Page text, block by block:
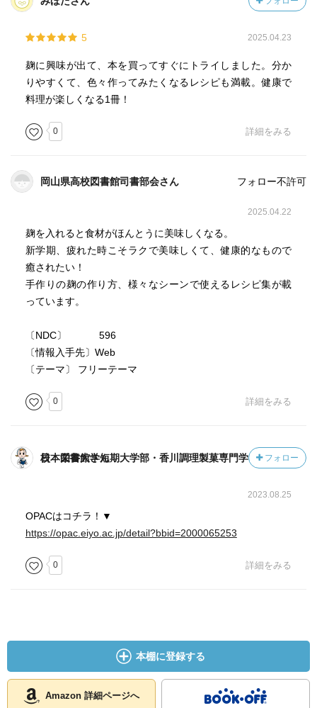
5 2025.04.23
麹に興味が出て、本を買ってすぐにトライしました。分か
りやすくて、色々作ってみたくなるレシピも満載。健康で
料理が楽しくなる1冊！
0 詳細をみる
岡山県高校図書館司書部会さん フォロー不許可
2025.04.22
麹を入れると食材がほんとうに美味しくなる。
新学期、疲れた時こそラクで美味しくて、健康的なもので
癒されたい！
手作りの麹の作り方、様々なシーンで使えるレシピ集が載
っています。
〔NDC〕 596
〔情報入手先〕Web
〔テーマ〕 フリーテーマ
0 詳細をみる
日本栄養大学短期大学部・香川調理製菓専門学校 図書館さん フォロー
2023.08.25
OPACはコチラ！▼
https://opac.eiyo.ac.jp/detail?bbid=2000065253
0 詳細をみる
本棚に登録する
Amazon 詳細ページへ